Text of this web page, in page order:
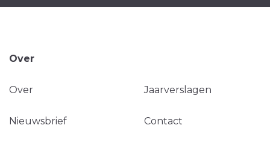
Over
Over Jaarverslagen
Nieuwsbrief Contact